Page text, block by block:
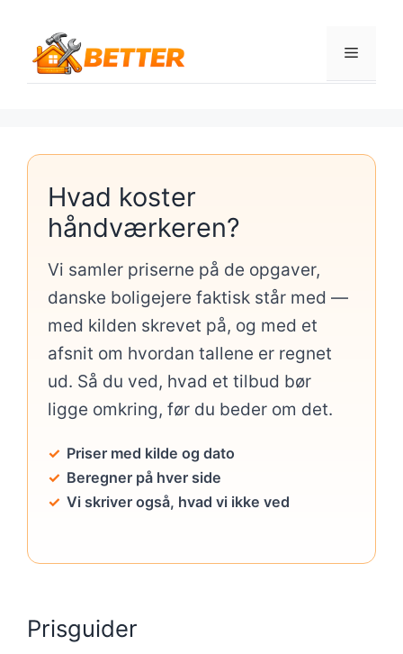
indhold
Menu
Hvad koster
håndværkeren?
Vi samler priserne på de opgaver,
danske boligejere faktisk står med —
med kilden skrevet på, og med et
afsnit om hvordan tallene er regnet
ud. Så du ved, hvad et tilbud bør
ligge omkring, før du beder om det.
Priser med kilde og dato
Beregner på hver side
Vi skriver også, hvad vi ikke ved
Prisguider